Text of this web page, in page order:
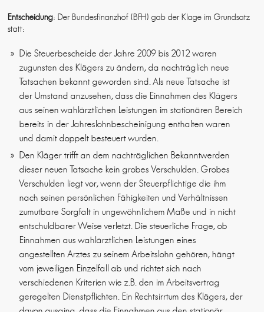
Entscheidung: Der Bundesfinanzhof (BFH) gab der Klage im Grundsatz
statt:
Die Steuerbescheide der Jahre 2009 bis 2012 waren
zugunsten des Klägers zu ändern, da nachträglich neue
Tatsachen bekannt geworden sind. Als neue Tatsache ist
der Umstand anzusehen, dass die Einnahmen des Klägers
aus seinen wahlärztlichen Leistungen im stationären Bereich
bereits in der Jahreslohnbescheinigung enthalten waren
und damit doppelt besteuert wurden.
Den Kläger trifft an dem nachträglichen Bekanntwerden
dieser neuen Tatsache kein grobes Verschulden. Grobes
Verschulden liegt vor, wenn der Steuerpflichtige die ihm
nach seinen persönlichen Fähigkeiten und Verhältnissen
zumutbare Sorgfalt in ungewöhnlichem Maße und in nicht
entschuldbarer Weise verletzt. Die steuerliche Frage, ob
Einnahmen aus wahlärztlichen Leistungen eines
angestellten Arztes zu seinem Arbeitslohn gehören, hängt
vom jeweiligen Einzelfall ab und richtet sich nach
verschiedenen Kriterien wie z.B. den im Arbeitsvertrag
geregelten Dienstpflichten. Ein Rechtsirrtum des Klägers, der